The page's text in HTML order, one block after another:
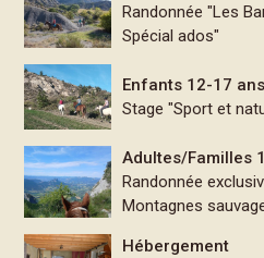
Randonnée "Les
Spécial ados"
Enfants 12-17 ans
Stage "Sport et
Adultes/Familles
Randonnée
Montagnes
Hébergement